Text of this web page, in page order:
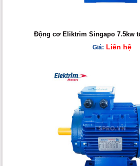
Động cơ Eliktrim Singapo 7.5kw
Giá: Liên hệ